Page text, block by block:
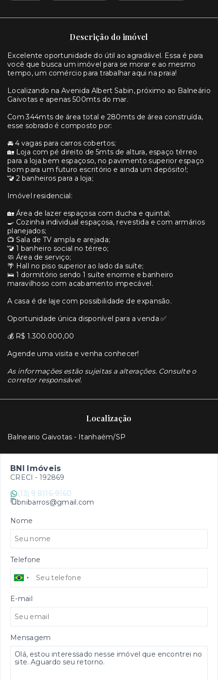
Descrição do imóvel
Excelente oportunidade do útil ao agradável. Essa é para
você que busca um imóvel para se morar e ao mesmo
tempo, um comércio para trabalhar aqui na praia!
Localizando na Avenida Albert Sabin, próximo ao Balneário
Gaivotas e apenas 500mts do mar.
Com 344mts de área total e 280mts de área construída,
esse sobrado é composto por:
🚘 4 vagas para carros cobertos;
🏡 Loja com pé direito de 5mts de altura, espaço térreo
para a loja bem espaçoso, no pavimento superior espaço
bom para um futuro escritório e ainda um depósito!;
🚾 2 banheiros para a loja;
Imóvel residencial:
🏡 Área de lazer espaçosa com ducha e quintal;
🍳 Cozinha individual espaçosa, revestida e com armários
planejados;
📺 Sala de TV ampla e arejada;
🚾 1 banheiro social no térreo;
🧼 Área de serviço;
🌴 Hall no piso superior ao lado da suíte;
🛌 1 dormitório sendo 1 suíte enorme e banheiro
maravilhoso com acabamento impecável.
A casa é de laje com possibilidade de expansão.
Oportunidade única disponível para a venda ✅
💰 R$ 1.300.000,00
Agende uma visita e venha conhecer!
As informações estão sujeitas a alterações. Consulte o
corretor responsável.
Localização
Balneario Gaivotas - Itanhaém/SP
BNI Imóveis
CRECI - 192869
(13) 9 8116-9160
bnibarros@gmail.com
Nome
Telefone
E-mail
Mensagem